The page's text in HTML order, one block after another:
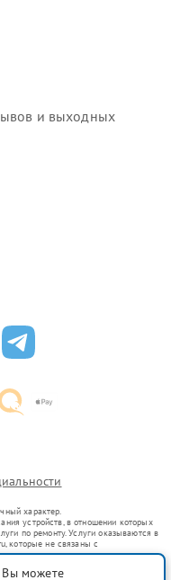
и выходных
характер.
устройств, в отношении которых
по ремонту. Услуги оказываются в
которые не связаны с
представителями.
оборот в соответствии
Вы можете